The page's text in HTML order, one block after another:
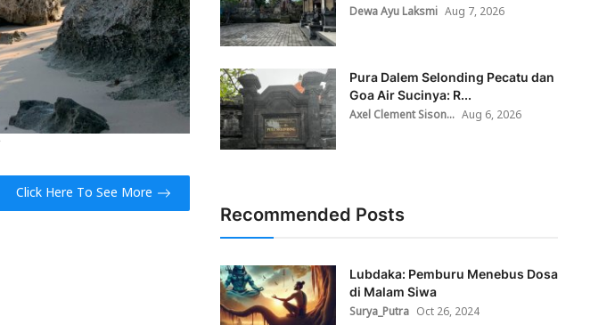
Click Here To See More
Dewa Ayu Laksmi Aug 7, 2026
Pura Dalem Selonding Pecatu dan
Goa Air Sucinya: R...
Axel Clement Sison... Aug 6, 2026
Recommended Posts
Lubdaka: Pemburu Menebus Dosa
di Malam Siwa
Surya_Putra Oct 26, 2024